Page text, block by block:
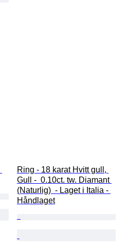
Ring - 18 karat Hvitt gull,
Gull -  0.10ct. tw. Diamant
(Naturlig)  - Laget i Italia -
Håndlaget